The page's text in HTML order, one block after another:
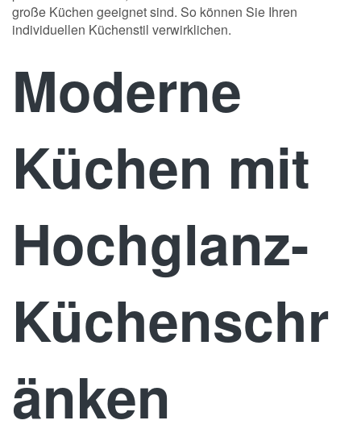
große Küchen geeignet sind. So können Sie Ihren
individuellen Küchenstil verwirklichen.
Moderne
Küchen mit
Hochglanz-
Küchenschr
änken